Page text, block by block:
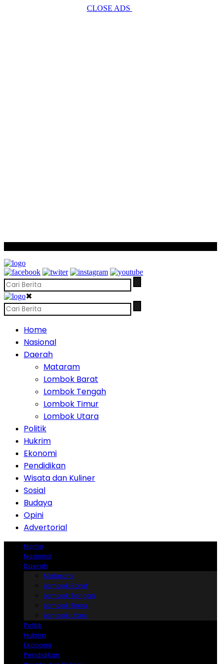
CLOSE ADS
✖
Home
Nasional
Daerah
Mataram
Lombok Barat
Lombok Tengah
Lombok Timur
Lombok Utara
Politik
Hukrim
Ekonomi
Pendidikan
Wisata dan Kuliner
Sosial
Budaya
Opini
Advertorial
Home
Nasional
Daerah
Mataram
Lombok Barat
Lombok Tengah
Lombok Timur
Lombok Utara
Politik
Hukrim
Ekonomi
Pendidikan